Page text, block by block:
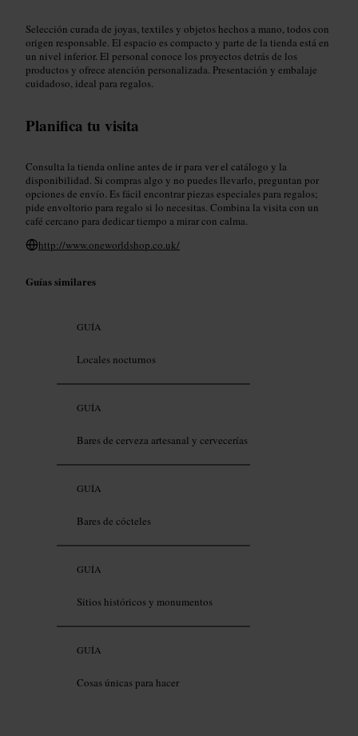
Selección curada de joyas, textiles y objetos hechos a mano, todos con
origen responsable. El espacio es compacto y parte de la tienda está en
un nivel inferior. El personal conoce los proyectos detrás de los
productos y ofrece atención personalizada. Presentación y embalaje
cuidadoso, ideal para regalos.
Planifica tu visita
Consulta la tienda online antes de ir para ver el catálogo y la
disponibilidad. Si compras algo y no puedes llevarlo, preguntan por
opciones de envío. Es fácil encontrar piezas especiales para regalos;
pide envoltorio para regalo si lo necesitas. Combina la visita con un
café cercano para dedicar tiempo a mirar con calma.
http://www.oneworldshop.co.uk/
Guías similares
GUÍA
Locales nocturnos
GUÍA
Bares de cerveza artesanal y cervecerías
GUÍA
Bares de cócteles
GUÍA
Sitios históricos y monumentos
GUÍA
Cosas únicas para hacer